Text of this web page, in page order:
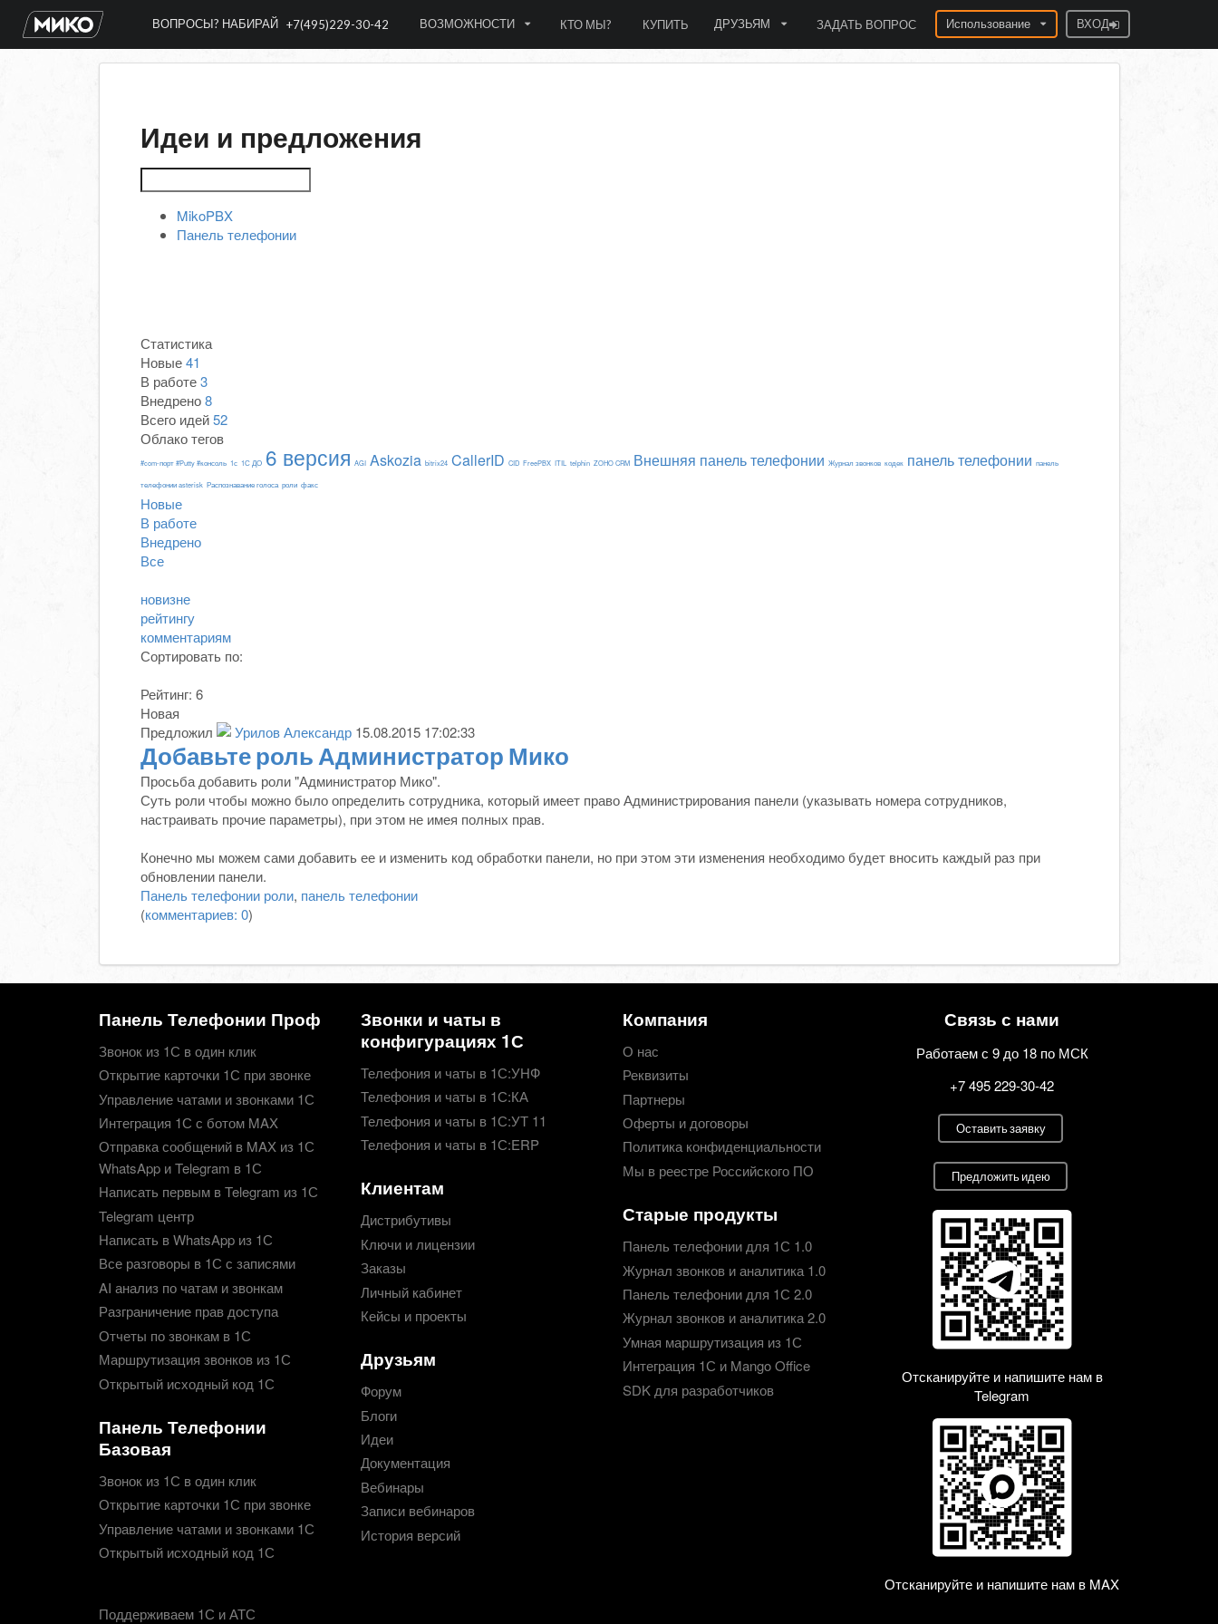
ВОПРОСЫ? НАБИРАЙ+7(495)229-30-42 ВОЗМОЖНОСТИ КТО МЫ? КУПИТЬ ДРУЗЬЯМ ЗАДАТЬ ВОПРОС Использование ВХОД
Идеи и предложения
MikoPBX
Панель телефонии
Статистика
Новые 41
В работе 3
Внедрено 8
Всего идей 52
Облако тегов
#com-порт #Putty #консоль 1с 1С ДО 6 версия AGI Askozia bitrix24 CallerID CID FreePBX ITIL telphin ZOHO CRM Внешняя панель телефонии Журнал звонков кодек панель телефонии панель
телефонии asterisk Распознавание голоса роли факс
Новые
В работе
Внедрено
Все
новизне
рейтингу
комментариям
Сортировать по:
Рейтинг: 6
Новая
Предложил
Урилов Александр 15.08.2015 17:02:33
Добавьте роль Администратор Мико
Просьба добавить роли "Администратор Мико".
Суть роли чтобы можно было определить сотрудника, который имеет право Администрирования панели (указывать номера сотрудников,
настраивать прочие параметры), при этом не имея полных прав.
Конечно мы можем сами добавить ее и изменить код обработки панели, но при этом эти изменения необходимо будет вносить каждый раз при
обновлении панели.
Панель телефонии роли, панель телефонии
(комментариев: 0)
Панель Телефонии Проф
Звонок из 1С в один клик
Открытие карточки 1С при звонке
Управление чатами и звонками 1С
Интеграция 1С с ботом MAX
Отправка сообщений в MAX из 1С
WhatsApp и Telegram в 1С
Написать первым в Telegram из 1С
Telegram центр
Написать в WhatsApp из 1С
Все разговоры в 1С с записями
AI анализ по чатам и звонкам
Разграничение прав доступа
Отчеты по звонкам в 1С
Маршрутизация звонков из 1С
Открытый исходный код 1С
Панель Телефонии
Базовая
Звонок из 1С в один клик
Открытие карточки 1С при звонке
Управление чатами и звонками 1С
Открытый исходный код 1С
Поддерживаем 1С и АТС
Звонки и чаты в
конфигурациях 1С
Телефония и чаты в 1С:УНФ
Телефония и чаты в 1С:КА
Телефония и чаты в 1С:УТ 11
Телефония и чаты в 1С:ERP
Клиентам
Дистрибутивы
Ключи и лицензии
Заказы
Личный кабинет
Кейсы и проекты
Друзьям
Форум
Блоги
Идеи
Документация
Вебинары
Записи вебинаров
История версий
Компания
О нас
Реквизиты
Партнеры
Оферты и договоры
Политика конфиденциальности
Мы в реестре Российского ПО
Старые продукты
Панель телефонии для 1С 1.0
Журнал звонков и аналитика 1.0
Панель телефонии для 1С 2.0
Журнал звонков и аналитика 2.0
Умная маршрутизация из 1С
Интеграция 1С и Mango Office
SDK для разработчиков
Связь с нами
Работаем с 9 до 18 по МСК
+7 495 229-30-42
Оставить заявку
Предложить идею
Отсканируйте и напишите нам в
Telegram
Отсканируйте и напишите нам в MAX